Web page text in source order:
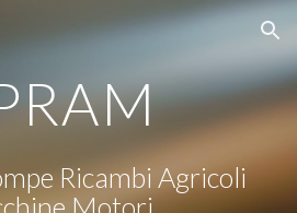
Skip to navigation
Ricambi Agricoli
Motori